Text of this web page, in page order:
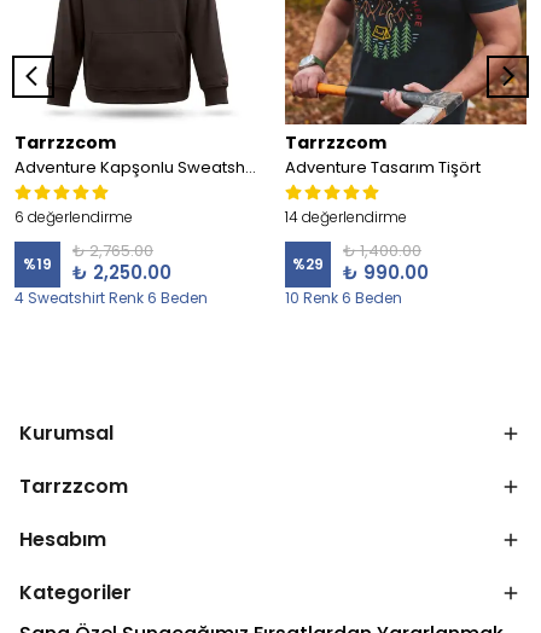
Tarrzzcom
Adventure Kapşonlu Sweatshirt
6 değerlendirme
%19
₺ 2,765.00
₺ 2,250.00
4 Sweatshirt Renk 6 Beden
Tarrzzcom
Adventure Tasarım Tişört
14 değerlendirme
%29
₺ 1,400.00
₺ 990.00
10 Renk 6 Beden
Kurumsal
Tarrzzcom
Hesabım
Kategoriler